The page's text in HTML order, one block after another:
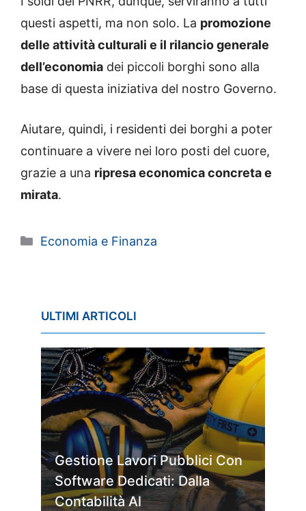
questi aspetti, ma non solo. La promozione
delle attività culturali e il rilancio generale
dell’economia dei piccoli borghi sono alla
base di questa iniziativa del nostro Governo.
Aiutare, quindi, i residenti dei borghi a poter
continuare a vivere nei loro posti del cuore,
grazie a una ripresa economica concreta e
mirata.
Categorie
Economia e Finanza
ULTIMI ARTICOLI
Gestione Lavori Pubblici Con
Software Dedicati: Dalla
Contabilità Al